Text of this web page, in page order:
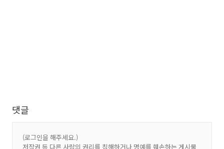
댓글